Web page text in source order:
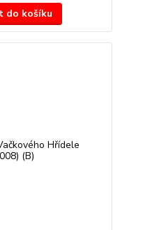
do košíku